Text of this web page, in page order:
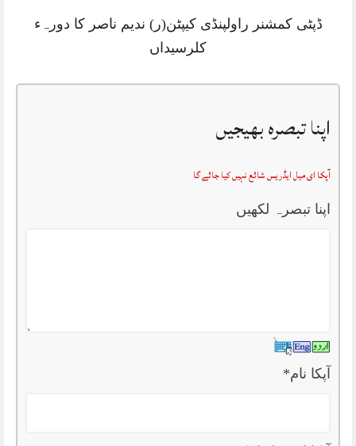
ڈپٹی کمشنر راولپنڈی کیپٹن(ر) ندیم ناصر کا دورہء
کلرسیداں
اپنا تبصرہ بھیجیں
آپکا ای میل ایڈریس شائع نہیں کیا جائے گا
اپنا تبصرہ لکھیں
آپکا نام*